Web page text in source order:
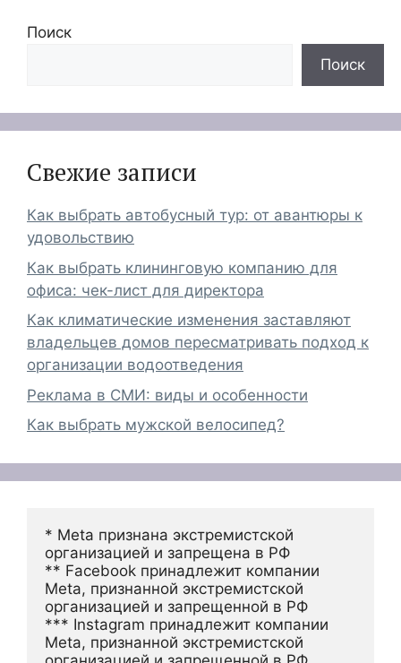
Поиск
Поиск
Свежие записи
Как выбрать автобусный тур: от авантюры к
удовольствию
Как выбрать клининговую компанию для
офиса: чек-лист для директора
Как климатические изменения заставляют
владельцев домов пересматривать подход к
организации водоотведения
Реклама в СМИ: виды и особенности
Как выбрать мужской велосипед?
* Meta признана экстремистской
организацией и запрещена в РФ
** Facebook принадлежит компании
Meta, признанной экстремистской
организацией и запрещенной в РФ
*** Instagram принадлежит компании
Meta, признанной экстремистской